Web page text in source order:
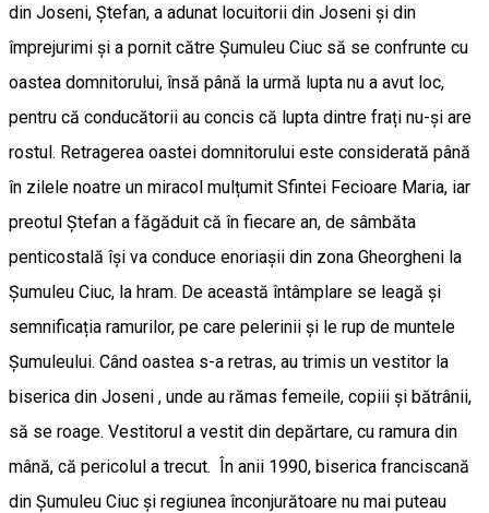
din Joseni, Ștefan, a adunat locuitorii din Joseni și din
împrejurimi și a pornit către Șumuleu Ciuc să se confrunte cu
oastea domnitorului, însă până la urmă lupta nu a avut loc,
pentru că conducătorii au concis că lupta dintre frați nu-și are
rostul. Retragerea oastei domnitorului este considerată până
în zilele noatre un miracol mulțumit Sfintei Fecioare Maria, iar
preotul Ștefan a făgăduit că în fiecare an, de sâmbăta
penticostală își va conduce enoriașii din zona Gheorgheni la
Șumuleu Ciuc, la hram. De această întâmplare se leagă și
semnificația ramurilor, pe care pelerinii și le rup de muntele
Șumuleului. Când oastea s-a retras, au trimis un vestitor la
biserica din Joseni , unde au rămas femeile, copiii și bătrânii,
să se roage. Vestitorul a vestit din depărtare, cu ramura din
mână, că pericolul a trecut. În anii 1990, biserica franciscană
din Șumuleu Ciuc și regiunea înconjurătoare nu mai puteau